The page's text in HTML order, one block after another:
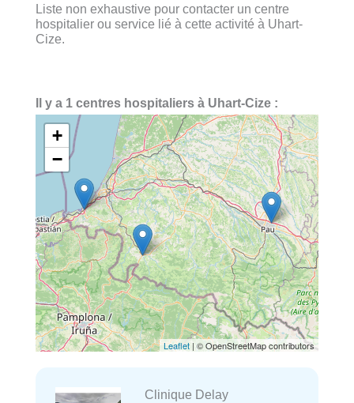
Liste non exhaustive pour contacter un centre
hospitalier ou service lié à cette activité à Uhart-
Cize.
Il y a 1 centres hospitaliers à Uhart-Cize :
+
−
Leaflet | © OpenStreetMap contributors
Clinique Delay